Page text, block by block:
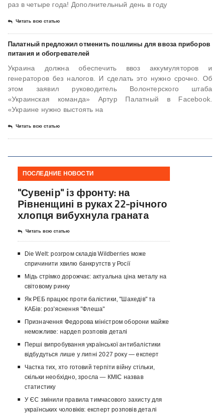
раз в четыре года! Дополнительный день в году
Читать всю статью
Палатный предложил отменить пошлины для ввоза приборов
питания и обогревателей
Украина должна обеспечить ввоз аккумуляторов и
генераторов без налогов. И сделать это нужно срочно. Об
этом заявил руководитель Волонтерского штаба
«Украинская команда» Артур Палатный в Facebook.
«Украине нужно выстоять на
Читать всю статью
ПОСЛЕДНИЕ НОВОСТИ
"Сувенір" із фронту: на
Рівненщині в руках 22-річного
хлопця вибухнула граната
Читать всю статью
Die Welt: розгром складів Wildberries може
спричинити хвилю банкрутств у Росії
Мідь стрімко дорожчає: актуальна ціна металу на
світовому ринку
Як РЕБ працює проти балістики, "Шахедів" та
КАБів: роз'яснення "Флеша"
Призначення Федорова міністром оборони майже
неможливе: нардеп розповів деталі
Перші випробування української антибалістики
відбудуться лише у липні 2027 року — експерт
Частка тих, хто готовий терпіти війну стільки,
скільки необхідно, зросла — КМІС назвав
статистику
У ЄС змінили правила тимчасового захисту для
українських чоловіків: експерт розповів деталі